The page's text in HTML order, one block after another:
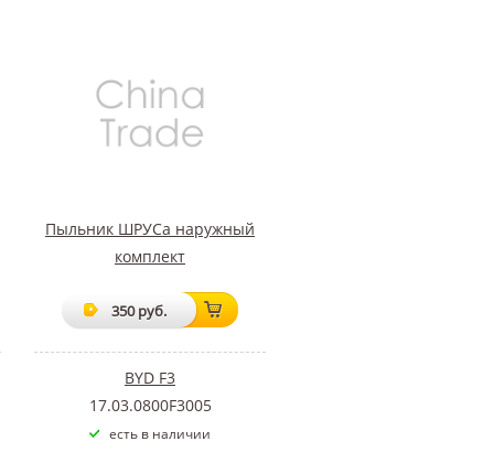
Пыльник ШРУСа наружный
комплект
350 руб.
BYD F3
17.03.0800F3005
есть в наличии